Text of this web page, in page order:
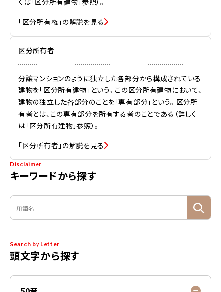
Disclaimer
キーワードから探す
Search by Letter
頭文字から探す
くは「区分所有建物」参照）。
「区分所有権」の解説を見る
区分所有者
分譲マンションのように独立した各部分から構成されている
建物を「区分所有建物」という。 この区分所有建物において、
建物の独立した各部分のことを「専有部分」という。 区分所
有者とは、この専有部分を所有する者のことである（詳しく
は「区分所有建物」参照）。
「区分所有者」の解説を見る